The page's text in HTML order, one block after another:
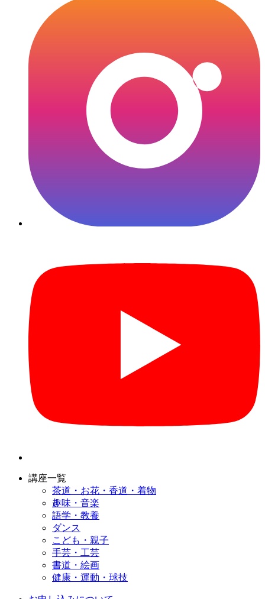
講座一覧
茶道・お花・香道・着物
趣味・音楽
語学・教養
ダンス
こども・親子
手芸・工芸
書道・絵画
健康・運動・球技